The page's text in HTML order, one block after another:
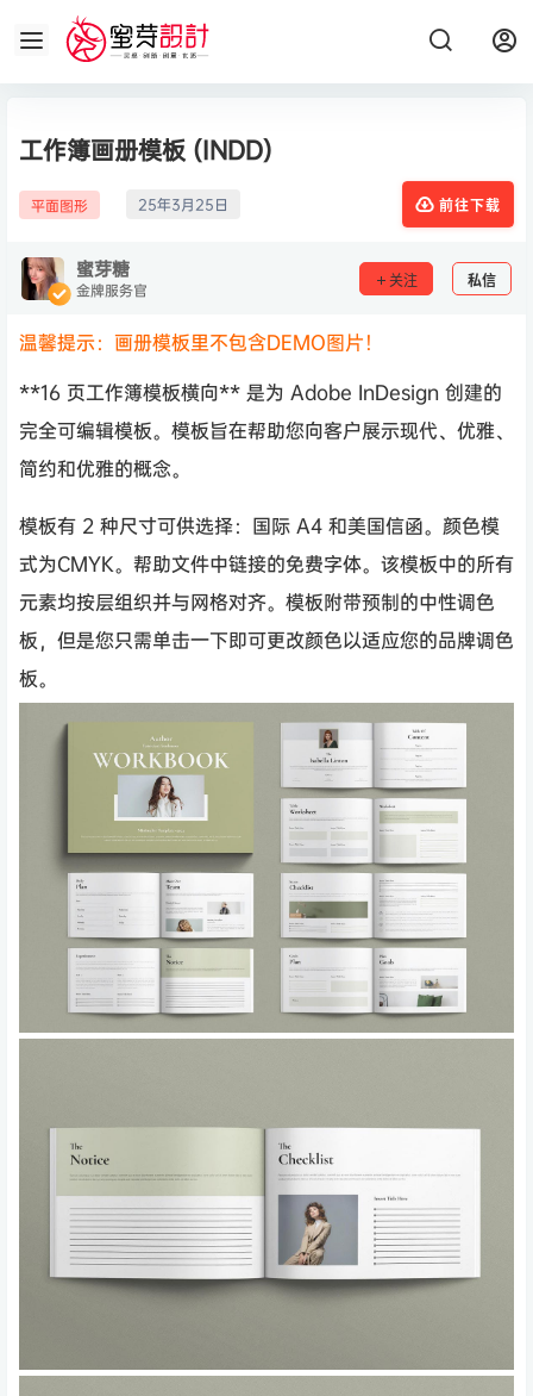
工作簿画册模板 (INDD)
平面图形 25年3月25日 前往下载
蜜芽糖
金牌服务官 关注 私信
温馨提示：画册模板里不包含DEMO图片！
**16 页工作簿模板横向** 是为 Adob​​e InDesign 创建的
完全可编辑模板。模板旨在帮助您向客户展示现代、优雅、
简约和优雅的概念。
模板有 2 种尺寸可供选择：国际 A4 和美国信函。颜色模
式为CMYK。帮助文件中链接的免费字体。该模板中的所有
元素均按层组织并与网格对齐。模板附带预制的中性调色
板，但是您只需单击一下即可更改颜色以适应您的品牌调色
板。